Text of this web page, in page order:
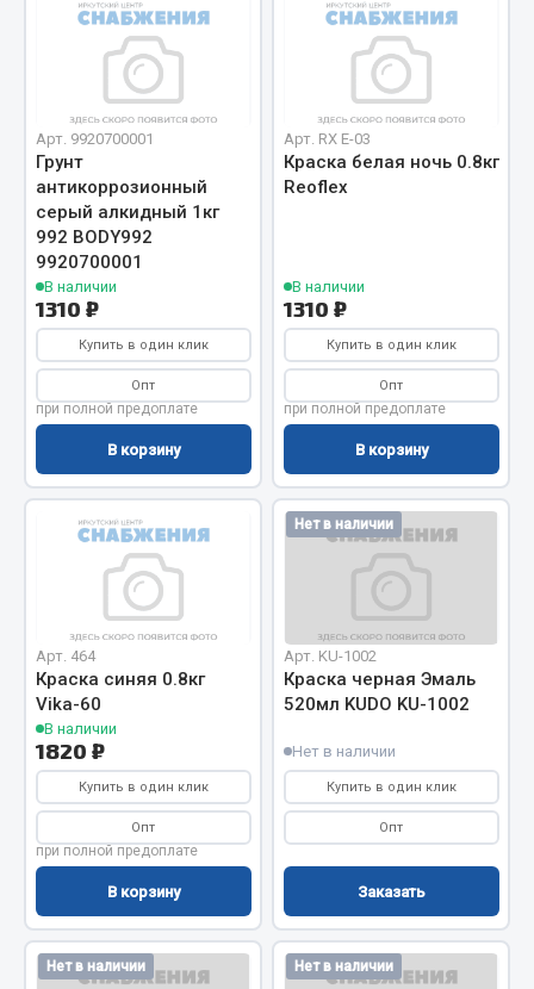
Весь раздел
МЕТИЗЫ
Болты
Гайки
Кольца стопорные
Пресс-масленки
Пробки
Пружины
Хомуты
Весь раздел
Соединительные элементы
Camozzi
Адаптеры и переходники
Тройники
Трубки, муфты, гайки
Угольники
Фитинги
Штуцеры
Инструмент
Автомобильный инструмент
Арт. 9920700001
Грунт
антикоррозионный
серый алкидный 1кг
992 BODY992
9920700001
В наличии
1310 ₽
Купить в один клик
Опт
при полной предоплате
В корзину
Арт. RX E-03
Краска белая ночь 0.8кг
Reoflex
В наличии
1310 ₽
Купить в один клик
Опт
при полной предоплате
В корзину
Арт. 464
Краска синяя 0.8кг
Vika-60
В наличии
1820 ₽
Купить в один клик
Опт
при полной предоплате
В корзину
Нет в наличии
Арт. KU-1002
Краска черная Эмаль
520мл KUDO KU-1002
Нет в наличии
Купить в один клик
Опт
Заказать
Нет в наличии Нет в наличии